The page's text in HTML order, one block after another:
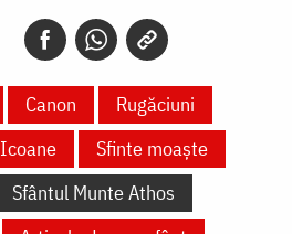
Canon
Rugăciuni
Icoane
Sfinte moaște
Sfântul Munte Athos